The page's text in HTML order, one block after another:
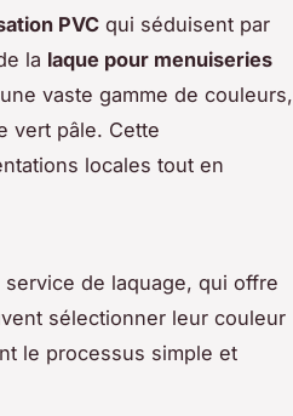
PVC qui séduisent par
la laque pour menuiseries
vaste gamme de couleurs,
vert pâle. Cette
locales tout en
de laquage, qui offre
sélectionner leur couleur
le processus simple et